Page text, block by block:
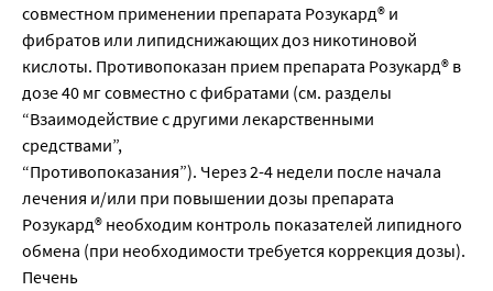
совместном применении препарата Розукард® и
фибратов или липидснижающих доз никотиновой
кислоты. Противопоказан прием препарата Розукард® в
дозе 40 мг совместно с фибратами (см. разделы
“Взаимодействие с другими лекарственными
средствами”,
“Противопоказания”). Через 2-4 недели после начала
лечения и/или при повышении дозы препарата
Розукард® необходим контроль показателей липидного
обмена (при необходимости требуется коррекция дозы).
Печень